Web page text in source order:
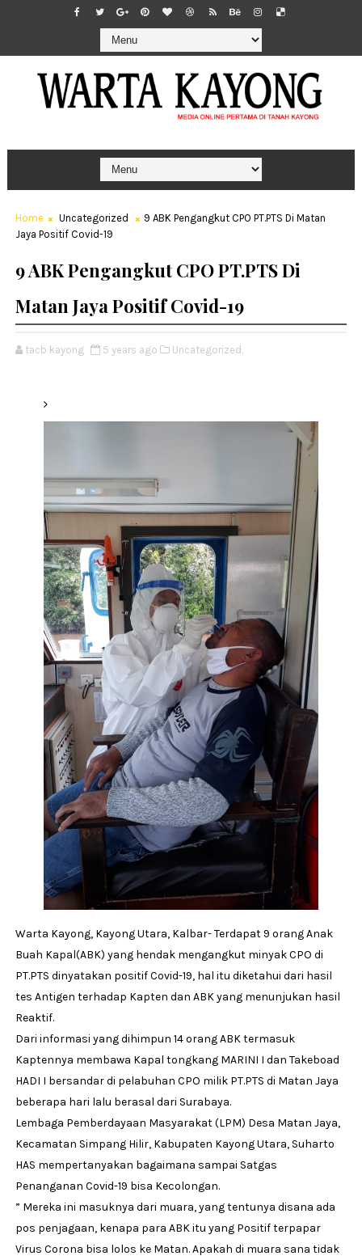
Home Uncategorized
9 ABK Pengangkut CPO PT.PTS Di Matan
Jaya Positif Covid-19
9 ABK Pengangkut CPO PT.PTS Di
Matan Jaya Positif Covid-19
tacb kayong 5 years ago Uncategorized,
Warta Kayong, Kayong Utara, Kalbar- Terdapat 9 orang Anak
Buah Kapal(ABK) yang hendak mengangkut minyak CPO di
PT.PTS dinyatakan positif Covid-19, hal itu diketahui dari hasil
tes Antigen terhadap Kapten dan ABK yang menunjukan hasil
Reaktif.
Dari informasi yang dihimpun 14 orang ABK termasuk
Kaptennya membawa Kapal tongkang MARINI I dan Takeboad
HADI I bersandar di pelabuhan CPO milik PT.PTS di Matan Jaya
beberapa hari lalu berasal dari Surabaya.
Lembaga Pemberdayaan Masyarakat (LPM) Desa Matan Jaya,
Kecamatan Simpang Hilir, Kabupaten Kayong Utara, Suharto
HAS mempertanyakan bagaimana sampai Satgas
Penanganan Covid-19 bisa Kecolongan.
” Mereka ini masuknya dari muara, yang tentunya disana ada
pos penjagaan, kenapa para ABK itu yang Positif terpapar
Virus Corona bisa lolos ke Matan. Apakah di muara sana tidak